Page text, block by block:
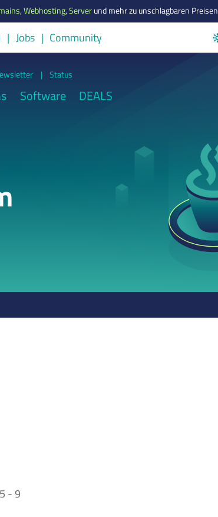
,Webhosting,Serverund mehr zu unschlagbaren Preisen
Jobs Community
| Status
Software DEALS
- 9